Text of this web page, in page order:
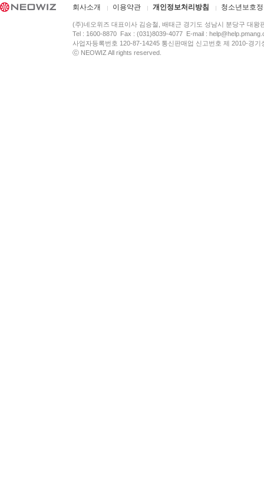
회사소개 이용약관 개인정보처리방침 청소년보호
(주)네오위즈 대표이사 김승철, 배태근 경기도 성남시 분당구 대왕
Tel : 1600-8870 Fax : (031)8039-4077 E-mail :
사업자등록번호 120-87-14245 통신판매업 신고번호 제 2010-경
ⓒ NEOWIZ All rights reserved.